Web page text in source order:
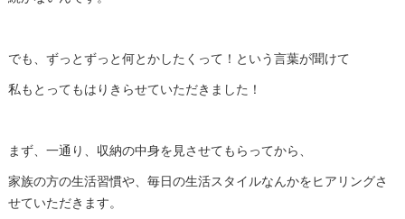
でも、ずっとずっと何とかしたくって！という言葉が聞けて
私もとってもはりきらせていただきました！
まず、一通り、収納の中身を見させてもらってから、
家族の方の生活習慣や、毎日の生活スタイルなんかをヒアリングさ
せていただきます。